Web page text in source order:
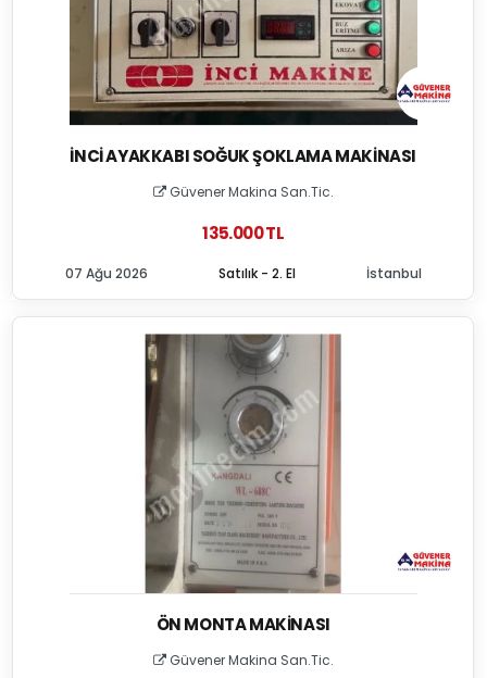
İNCI AYAKKABI SOĞUK ŞOKLAMA MAKINASI
Güvener Makina San.Tic.
135.000 TL
Satılık - 2. El
07 Ağu 2026 İstanbul
ÖN MONTA MAKINASI
Güvener Makina San.Tic.